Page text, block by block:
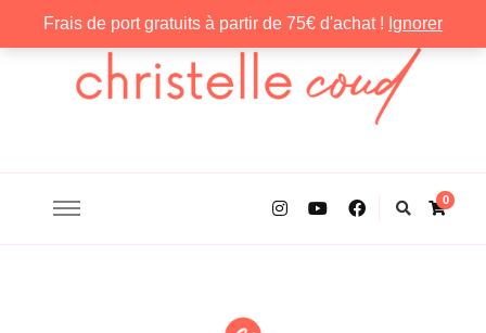
Frais de port gratuits à partir de 75€ d'achat ! Ignorer
0